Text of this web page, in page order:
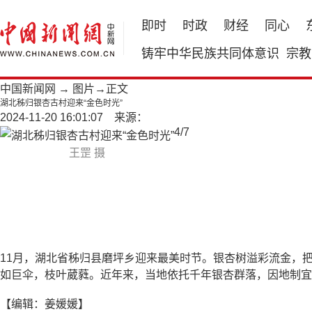
即时 时政 财经 同心
铸牢中华民族共同体意识 宗教
中国新闻网 → 图片 →正文
湖北秭归银杏古村迎来“金色时光”
2024-11-20 16:01:07 来源：
王罡 摄
4/7
11月，湖北省秭归县磨坪乡迎来最美时节。银杏树溢彩流金，
如巨伞，枝叶葳蕤。近年来，当地依托千年银杏群落，因地制
【编辑：姜媛媛】